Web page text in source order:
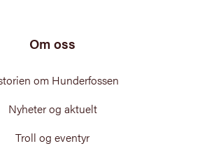
Om oss
om Hunderfossen
Nyheter og aktuelt
Troll og eventyr